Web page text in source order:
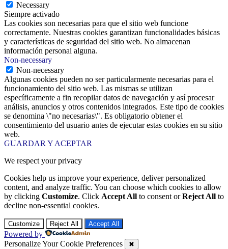
Necessary
Siempre activado
Las cookies son necesarias para que el sitio web funcione
correctamente. Nuestras cookies garantizan funcionalidades básicas
y características de seguridad del sitio web. No almacenan
información personal alguna.
Non-necessary
Non-necessary
Algunas cookies pueden no ser particularmente necesarias para el
funcionamiento del sitio web. Las mismas se utilizan
específicamente a fin recopilar datos de navegación y así procesar
análisis, anuncios y otros contenidos integrados. Este tipo de cookies
se denomina \"no necesarias\". Es obligatorio obtener el
consentimiento del usuario antes de ejecutar estas cookies en su sitio
web.
GUARDAR Y ACEPTAR
We respect your privacy
Cookies help us improve your experience, deliver personalized
content, and analyze traffic. You can choose which cookies to allow
by clicking Customize. Click Accept All to consent orReject All to
decline non-essential cookies.
Customize Reject All Accept All
Powered by
Personalize Your Cookie Preferences
✖